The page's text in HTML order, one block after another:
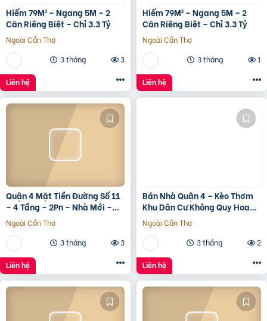
Hiếm 79M² – Ngang 5M – 2
Căn Riêng Biệt – Chỉ 3.3 Tỷ
Ngoài Cần Thơ
3 tháng
3
Liên hệ
Hiếm 79M² – Ngang 5M – 2
Căn Riêng Biệt – Chỉ 3.3 Tỷ
Ngoài Cần Thơ
3 tháng
1
Liên hệ
Quận 4 Mặt Tiền Đường Số 11
– 4 Tầng – 2Pn – Nhà Mới –
7.35 Tỷ Tl
Ngoài Cần Thơ
3 tháng
3
Liên hệ
Bán Nhà Quận 4 – Kèo Thơm
Khu Dân Cư Không Quy Hoạch
Cách Mặt Tiền Xóm Chiếu
30M
Ngoài Cần Thơ
3 tháng
2
Liên hệ